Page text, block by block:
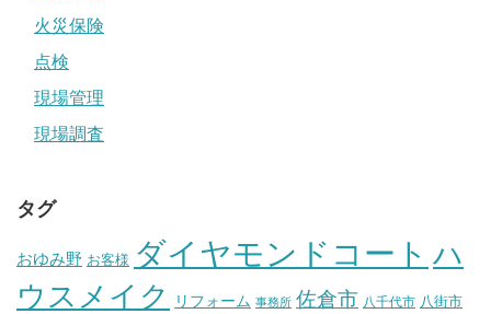
火災保険
点検
現場管理
現場調査
タグ
おゆみ野 お客様 ダイヤモンドコート ハ
ウスメイク
リフォーム 事務所 佐倉市 八千代市 八街市